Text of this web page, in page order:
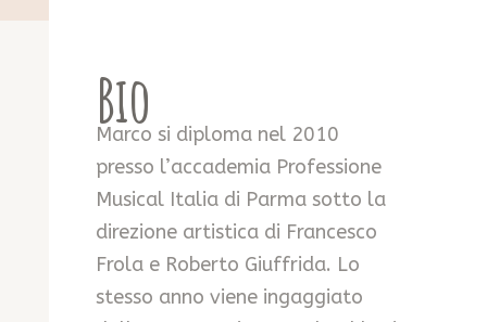
Bio
Marco si diploma nel 2010
presso l’accademia Professione
Musical Italia di Parma sotto la
direzione artistica di Francesco
Frola e Roberto Giuffrida. Lo
stesso anno viene ingaggiato